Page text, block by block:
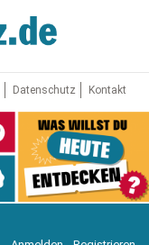
Datenschutz Kontakt